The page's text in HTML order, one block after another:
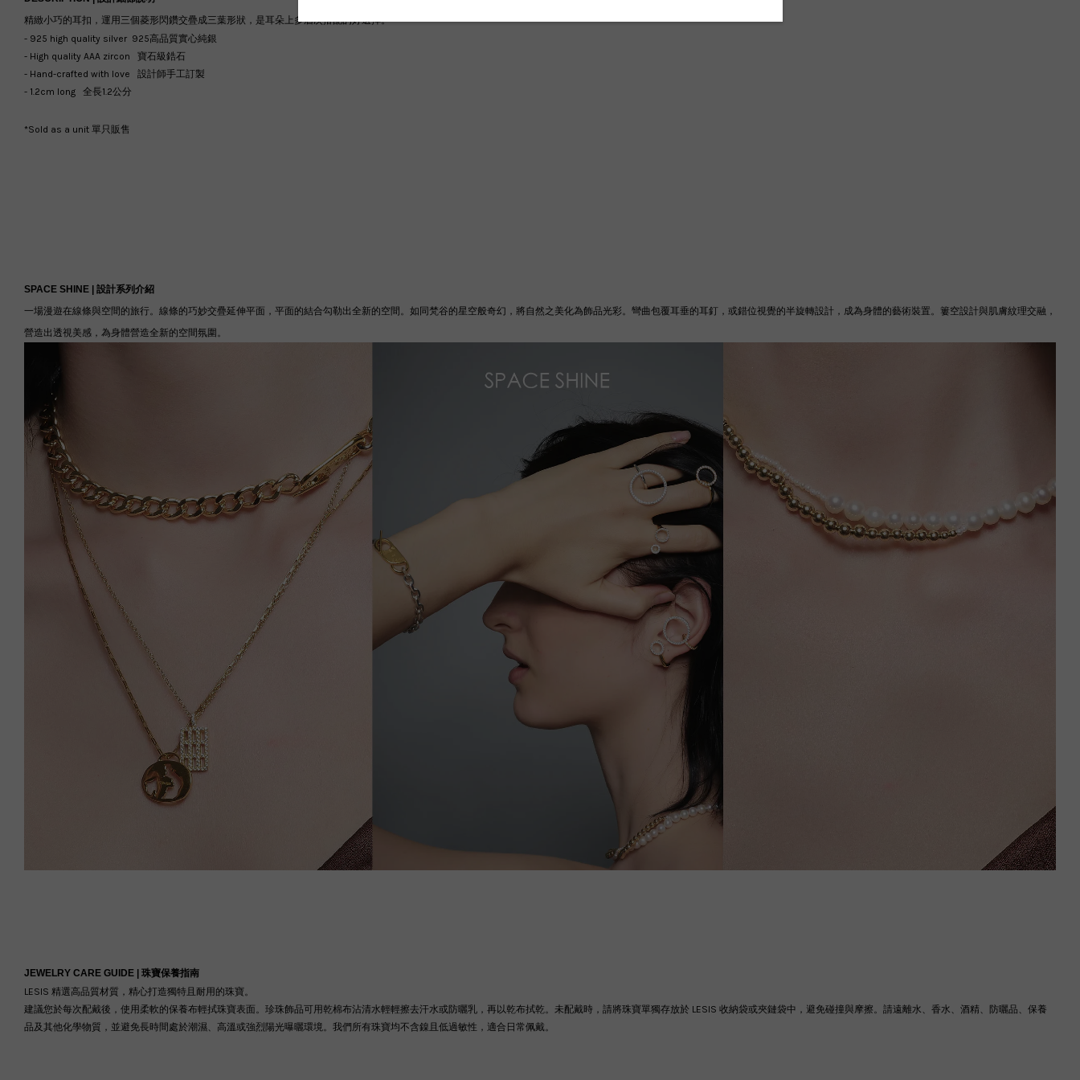
精緻小巧的耳扣，運用三個菱形閃鑽交疊成三葉形狀，是耳朵上多層次搭配的好選擇。
- 925 high quality silver 925高品質實心純銀
- High quality AAA zircon 寶石級鋯石
- Hand-crafted with love 設計師手工訂製
- 1.2cm long 全長1.2公分
*Sold as a unit 單只販售
SPACE SHINE | 設計系列介紹
一場漫遊在線條與空間的旅行。線條的巧妙交疊延伸平面，平面的結合勾勒出全新的空間。如同梵谷的星空般奇幻，將自然之美化為飾品光彩。彎曲包覆耳垂的耳釘，或錯位視覺的半旋轉設計，成為身體的藝術裝置。簍空設計與肌膚紋理交融，
營造出透視美感，為身體營造全新的空間氛圍。
JEWELRY CARE GUIDE | 珠寶保養指南
LESIS 精選高品質材質，精心打造獨特且耐用的珠寶。
建議您於每次配戴後，使用柔軟的保養布輕拭珠寶表面。珍珠飾品可用乾棉布沾清水輕輕擦去汗水或防曬乳，再以乾布拭乾。 未配戴時，請將珠寶單獨存放於 LESIS 收納袋或夾鏈袋中，避免碰撞與摩擦。請遠離水、香水、酒精、防曬品、保養
品及其他化學物質，並避免長時間處於潮濕、高溫或強烈陽光曝曬環境。我們所有珠寶均不含鎳且低過敏性，適合日常佩戴。